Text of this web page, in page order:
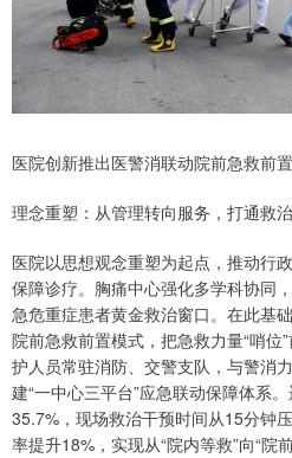
医院创新推出医警消联动院前急救前
理念重塑：从管理转向服务，打通救
医院以思想观念重塑为起点，推动行
保障诊疗。胸痛中心强化多学科协同
急危重症患者黄金救治窗口。在此基
院前急救前置模式，把急救力量“哨位
护人员常驻消防、交警支队，与警消
建“一中心三平台”应急联动保障体系
35.7%，现场救治干预时间从15分钟
率提升18%，实现从“院内等救”向“院